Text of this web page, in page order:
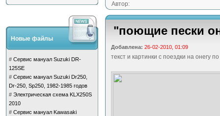
Новые файлы
# Сервис мануал Suzuki DR-
125SE
# Сервис мануал Suzuki Dr250,
Dr-250, Sp250, 1982-1985 годов
# Электрическая схема KLX250S
2010
# Сервис мануал Kawasaki
Автор:
"поющие пески
Добавлена: 26-02-2010, 01:09
текст и картинки с поездки на онегу